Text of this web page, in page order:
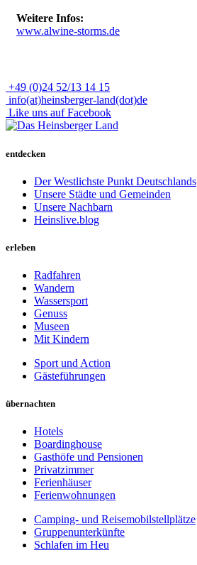
Weitere Infos:
www.alwine-storms.de
+49 (0)24 52/13 14 15
info(at)heinsberger-land(dot)de
Like uns auf Facebook
entdecken
Der Westlichste Punkt Deutschlands
Unsere Städte und Gemeinden
Unsere Nachbarn
Heinslive.blog
erleben
Radfahren
Wandern
Wassersport
Genuss
Museen
Mit Kindern
Sport und Action
Gästeführungen
übernachten
Hotels
Boardinghouse
Gasthöfe und Pensionen
Privatzimmer
Ferienhäuser
Ferienwohnungen
Camping- und Reisemobilstellplätze
Gruppenunterkünfte
Schlafen im Heu